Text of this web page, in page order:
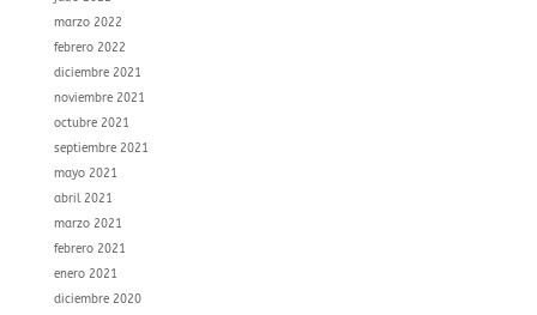
marzo 2022
febrero 2022
diciembre 2021
noviembre 2021
octubre 2021
septiembre 2021
mayo 2021
abril 2021
marzo 2021
febrero 2021
enero 2021
diciembre 2020